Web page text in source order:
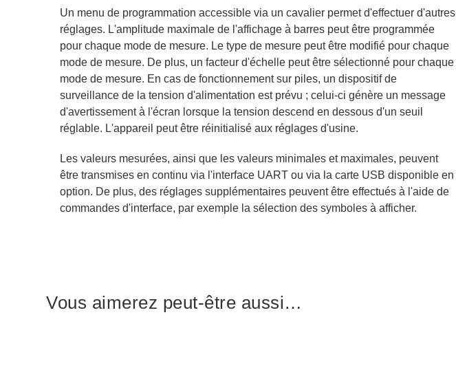
Un menu de programmation accessible via un cavalier permet d'effectuer d'autres
réglages. L'amplitude maximale de l'affichage à barres peut être programmée
pour chaque mode de mesure. Le type de mesure peut être modifié pour chaque
mode de mesure. De plus, un facteur d'échelle peut être sélectionné pour chaque
mode de mesure. En cas de fonctionnement sur piles, un dispositif de
surveillance de la tension d'alimentation est prévu ; celui-ci génère un message
d'avertissement à l'écran lorsque la tension descend en dessous d'un seuil
réglable. L'appareil peut être réinitialisé aux réglages d'usine.
Les valeurs mesurées, ainsi que les valeurs minimales et maximales, peuvent
être transmises en continu via l'interface UART ou via la carte USB disponible en
option. De plus, des réglages supplémentaires peuvent être effectués à l'aide de
commandes d'interface, par exemple la sélection des symboles à afficher.
Vous aimerez peut-être aussi…